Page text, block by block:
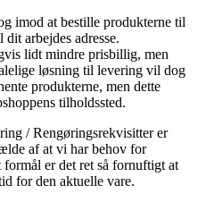
imod at bestille produkterne til
arbejdes adresse.
lidt mindre prisbillig, men
løsning til levering vil dog
produkterne, men dette
tilholdssted.
/ Rengøringsrekvisitter er
af at vi har behov for
er det ret så fornuftigt at
for den aktuelle vare.